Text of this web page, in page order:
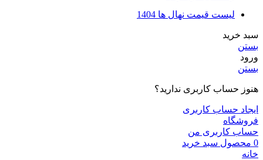
لیست قیمت نهال ها 1404
سبد خرید
بستن
ورود
بستن
هنوز حساب کاربری ندارید؟
ایجاد حساب کاربری
فروشگاه
حساب کاربری من
0 محصول سبد خرید
خانه